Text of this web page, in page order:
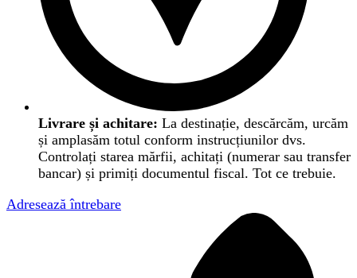
Livrare și achitare: La destinație, descărcăm, urcăm
și amplasăm totul conform instrucțiunilor dvs.
Controlați starea mărfii, achitați (numerar sau transfer
bancar) și primiți documentul fiscal. Tot ce trebuie.
Adresează întrebare